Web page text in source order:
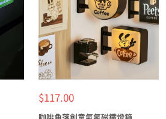
特
價
$117.00